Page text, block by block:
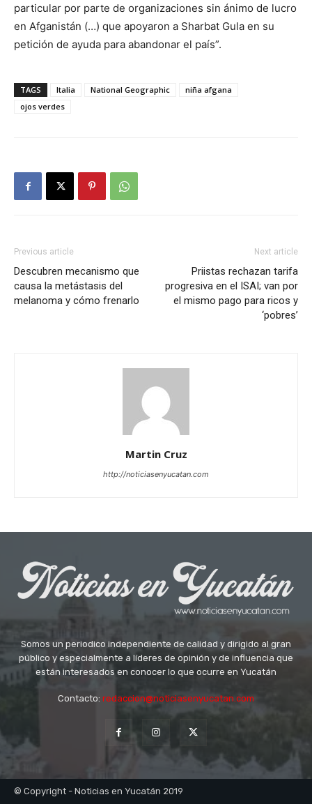
particular por parte de organizaciones sin ánimo de lucro
en Afganistán (…) que apoyaron a Sharbat Gula en su
petición de ayuda para abandonar el país”.
TAGS Italia National Geographic
niña afgana
ojos verdes
Previous article
Descubren mecanismo que
causa la metástasis del
melanoma y cómo frenarlo
Next article
Priistas rechazan tarifa
progresiva en el ISAI; van por
el mismo pago para ricos y
‘pobres’
Martin Cruz
http://noticiasenyucatan.com
Somos un periodico independiente de calidad y dirigido al gran
público y especialmente a líderes de opinión y de influencia que
están interesados en conocer lo que ocurre en Yucatán
Contacto: redaccion@noticiasenyucatan.com
© Copyright - Noticias en Yucatán 2019